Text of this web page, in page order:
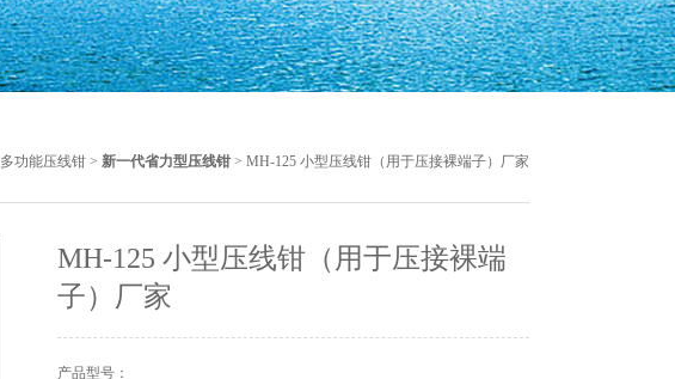
多功能压线钳 > 新一代省力型压线钳> MH-125 小型压线钳（用于压接裸端子）厂家
MH-125 小型压线钳（用于压接裸端
子）厂家
产品型号：